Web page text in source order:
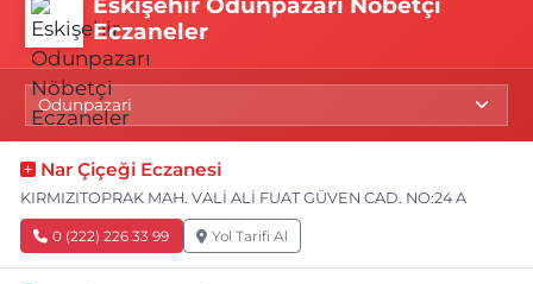
Eczaneler
Nar Çiçeği Eczanesi
KIRMIZITOPRAK MAH. VALİ ALİ FUAT GÜVEN CAD. NO:24 A
0 (222) 226 33 99 Yol Tarifi Al